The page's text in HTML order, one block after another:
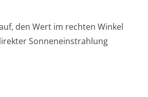
den Wert im rechten Winkel
Sonneneinstrahlung